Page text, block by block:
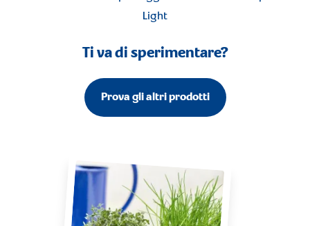
Light
Ti va di sperimentare?
Prova gli altri prodotti